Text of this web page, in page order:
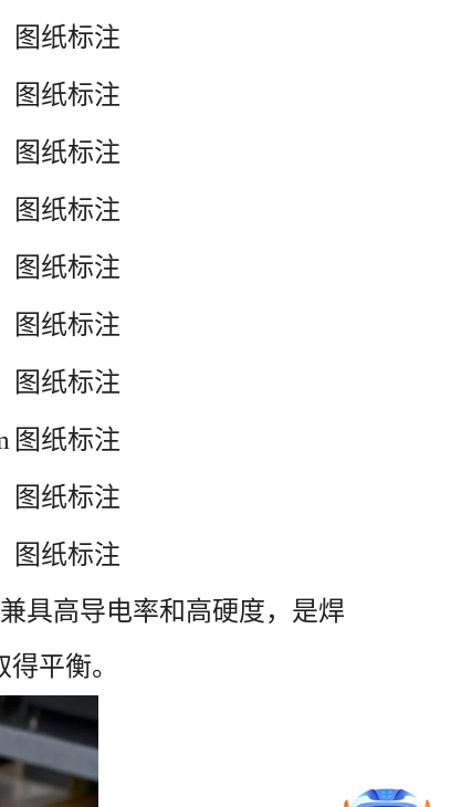
图纸标注
图纸标注
图纸标注
图纸标注
图纸标注
图纸标注
图纸标注
图纸标注
图纸标注
图纸标注
具高导电率和高硬度，是焊
平衡。